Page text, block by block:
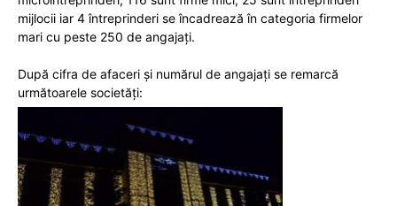
mijlocii iar 4 întreprinderi se încadrează în categoria firmelor
mari cu peste 250 de angajaţi.
După cifra de afaceri și numărul de angajați se remarcă
următoarele societăți: